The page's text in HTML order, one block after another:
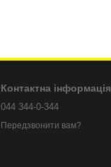
Контактна інформація
044 344-0-344
Передзвонити вам?